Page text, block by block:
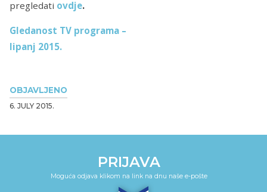
OBJAVLJENO
6. JULY 2015.
pregledati ovdje.
Gledanost TV programa –
lipanj 2015.
PRIJAVA
Moguća odjava klikom na link na dnu naše e-pošte